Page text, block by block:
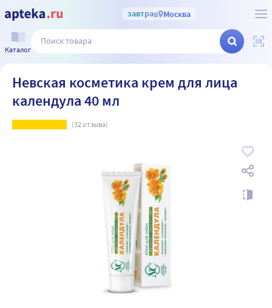
завтрав Москва
Каталог
Невская косметика крем для лица
календула 40 мл
(32отзыва)